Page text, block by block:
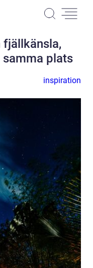
fjällkänsla,
plats
inspiration